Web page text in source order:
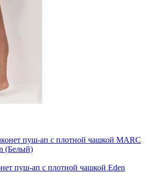
пуш-ап с плотной чашкой Eden